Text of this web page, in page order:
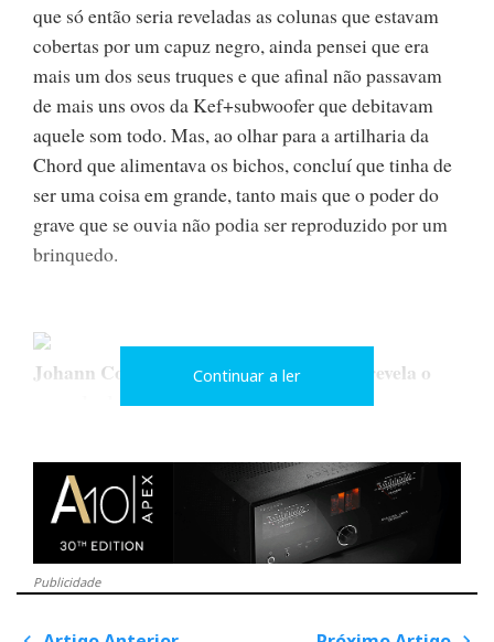
que só então seria reveladas as colunas que estavam
cobertas por um capuz negro, ainda pensei que era
mais um dos seus truques e que afinal não passavam
de mais uns ovos da Kef+subwoofer que debitavam
aquele som todo. Mas, ao olhar para a artilharia da
Chord que alimentava os bichos, concluí que tinha de
ser uma coisa em grande, tanto mais que o poder do
grave que se ouvia não podia ser reproduzido por um
brinquedo.
Johann Coorg, qual David Copperfield, revela o
segredo debaixo da capa
As Kef Austin, que por enquanto não passam de uma
“concept speaker”, cuja comercialização a ser
decidida só acontecerá lá para o fim de 2006, são um
monstro com 6 altifalantes de graves (dois disparam
Continuar a ler
Publicidade